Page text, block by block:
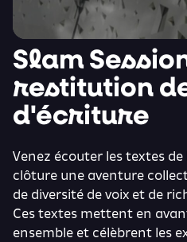
Slam
restitution
d'écriture
Venez écouter les textes de
clôture une aventure
de diversité de voix et de
Ces textes mettent en
ensemble et célèbrent les